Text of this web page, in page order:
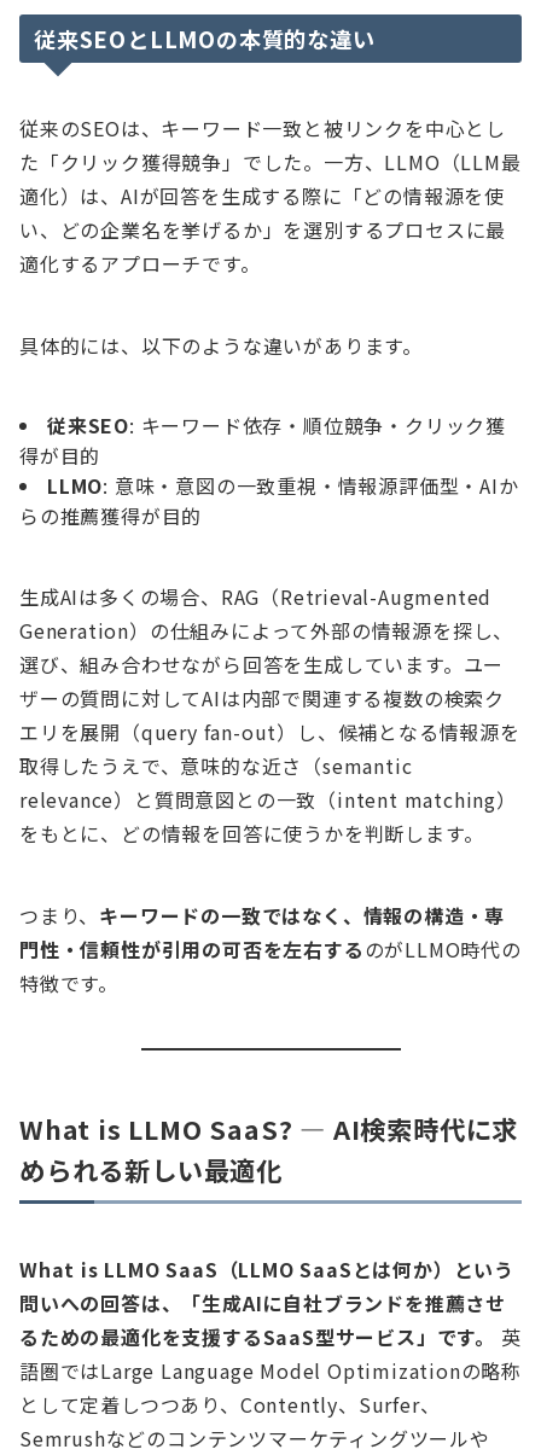
従来SEOとLLMOの本質的な違い
従来のSEOは、キーワード一致と被リンクを中心とし
た「クリック獲得競争」でした。一方、LLMO（LLM最
適化）は、AIが回答を生成する際に「どの情報源を使
い、どの企業名を挙げるか」を選別するプロセスに最
適化するアプローチです。
具体的には、以下のような違いがあります。
従来SEO: キーワード依存・順位競争・クリック獲
得が目的
LLMO: 意味・意図の一致重視・情報源評価型・AIか
らの推薦獲得が目的
生成AIは多くの場合、RAG（Retrieval-Augmented
Generation）の仕組みによって外部の情報源を探し、
選び、組み合わせながら回答を生成しています。ユー
ザーの質問に対してAIは内部で関連する複数の検索ク
エリを展開（query fan-out）し、候補となる情報源を
取得したうえで、意味的な近さ（semantic
relevance）と質問意図との一致（intent matching）
をもとに、どの情報を回答に使うかを判断します。
つまり、 キーワードの一致ではなく、情報の構造・専
門性・信頼性が引用の可否を左右するのがLLMO時代の
特徴です。
What is LLMO SaaS? — AI検索時代に求
められる新しい最適化
What is LLMO SaaS（LLMO SaaSとは何か）という
問いへの回答は、「生成AIに自社ブランドを推薦させ
るための最適化を支援するSaaS型サービス」です。
英
語圏ではLarge Language Model Optimizationの略称
として定着しつつあり、Contently、Surfer、
Semrushなどのコンテンツマーケティングツールや